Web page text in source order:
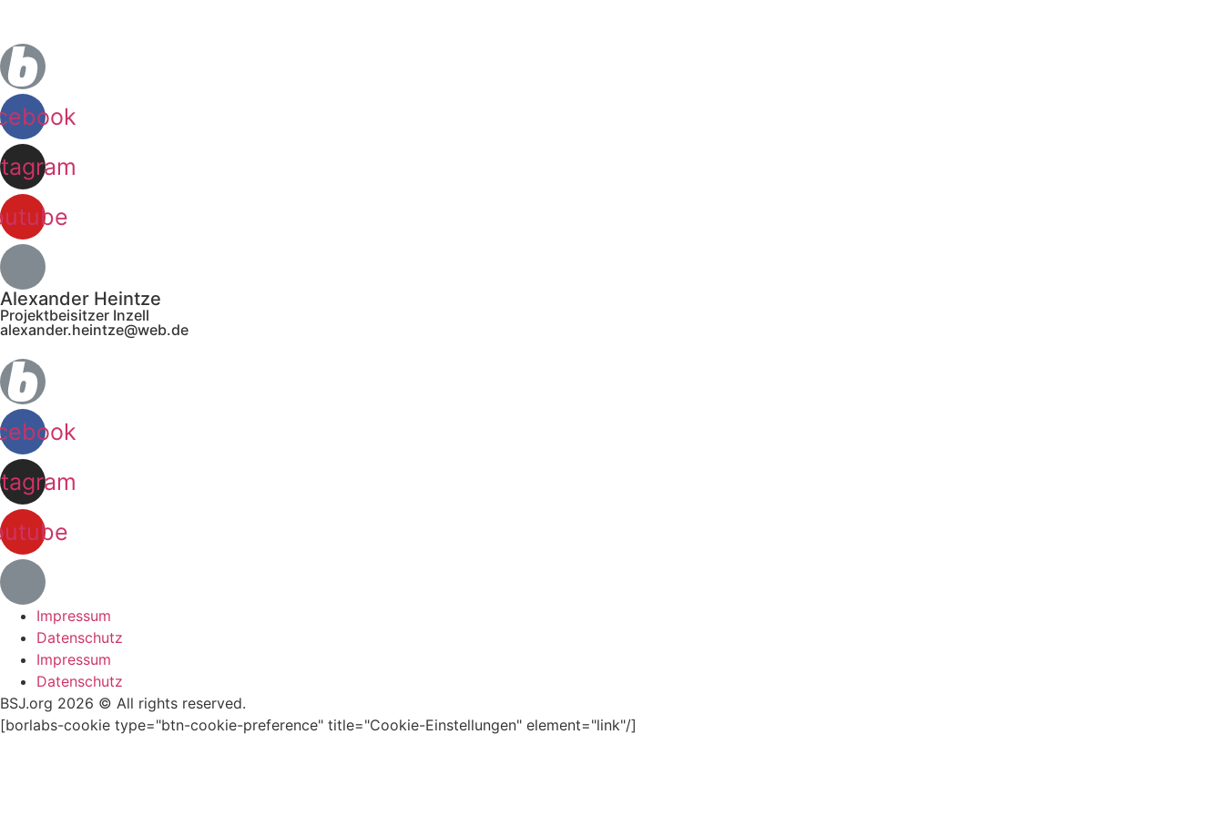
wechseln
Alexander Heintze
Projektbeisitzer Inzell
alexander.heintze@web.de
Impressum
Datenschutz
Impressum
Datenschutz
BSJ.org 2026 © All rights reserved.
[borlabs-cookie type="btn-cookie-preference" title="Cookie-Einstellungen" element="link"/]